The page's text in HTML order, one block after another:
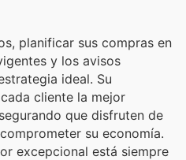
planificar sus compras en
y los avisos
ideal. Su
cliente la mejor
que disfruten de
su economía.
excepcional está siempre